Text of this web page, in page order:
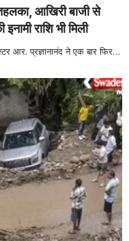
आखिरी बाजी से
राशि भी मिली
आर. प्रज्ञानानंद ने एक बार फिर…